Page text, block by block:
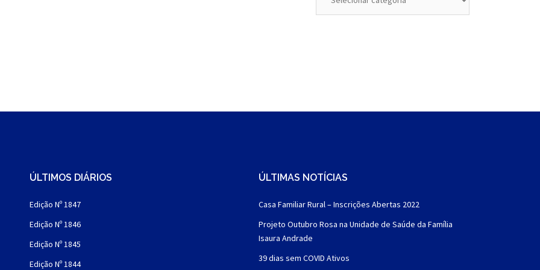
ÚLTIMOS DIÁRIOS
Edição Nº 1847
Edição Nº 1846
Edição Nº 1845
Edição Nº 1844
ÚLTIMAS NOTÍCIAS
Casa Familiar Rural – Inscrições Abertas 2022
Projeto Outubro Rosa na Unidade de Saúde da Família
Isaura Andrade
39 dias sem COVID Ativos